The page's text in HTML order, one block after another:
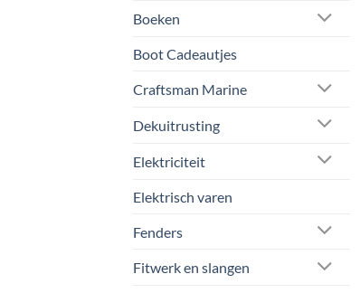
Boeken
Boot Cadeautjes
Craftsman Marine
Dekuitrusting
Elektriciteit
Elektrisch varen
Fenders
Fitwerk en slangen